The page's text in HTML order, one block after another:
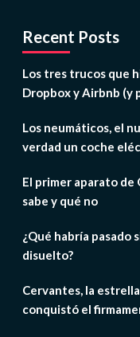
Recent Posts
Los tres trucos que
Dropbox y Airbnb (y
Los neumáticos, el
verdad un coche
El primer aparato de
sabe y qué no
¿Qué habría pasado
disuelto?
Cervantes, la
conquistó el